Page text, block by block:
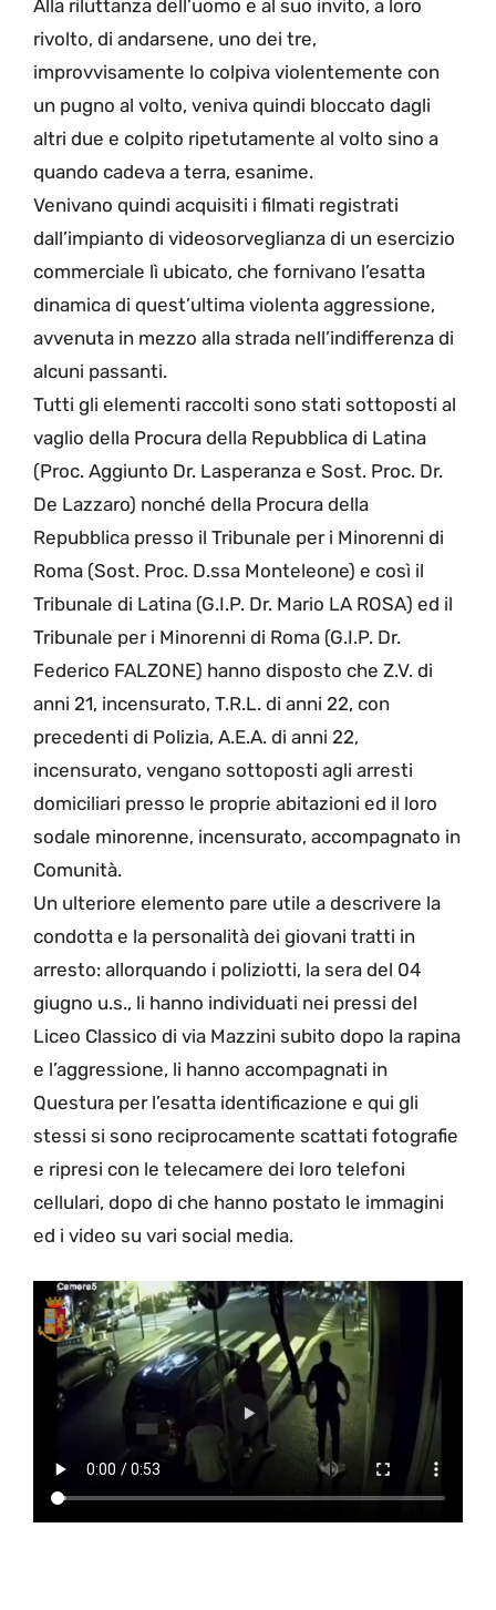
Alla riluttanza dell’uomo e al suo invito, a loro
rivolto, di andarsene, uno dei tre,
improvvisamente lo colpiva violentemente con
un pugno al volto, veniva quindi bloccato dagli
altri due e colpito ripetutamente al volto sino a
quando cadeva a terra, esanime.
Venivano quindi acquisiti i filmati registrati
dall’impianto di videosorveglianza di un esercizio
commerciale lì ubicato, che fornivano l’esatta
dinamica di quest’ultima violenta aggressione,
avvenuta in mezzo alla strada nell’indifferenza di
alcuni passanti.
Tutti gli elementi raccolti sono stati sottoposti al
vaglio della Procura della Repubblica di Latina
(Proc. Aggiunto Dr. Lasperanza e Sost. Proc. Dr.
De Lazzaro) nonché della Procura della
Repubblica presso il Tribunale per i Minorenni di
Roma (Sost. Proc. D.ssa Monteleone) e così il
Tribunale di Latina (G.I.P. Dr. Mario LA ROSA) ed il
Tribunale per i Minorenni di Roma (G.I.P. Dr.
Federico FALZONE) hanno disposto che Z.V. di
anni 21, incensurato, T.R.L. di anni 22, con
precedenti di Polizia, A.E.A. di anni 22,
incensurato, vengano sottoposti agli arresti
domiciliari presso le proprie abitazioni ed il loro
sodale minorenne, incensurato, accompagnato in
Comunità.
Un ulteriore elemento pare utile a descrivere la
condotta e la personalità dei giovani tratti in
arresto: allorquando i poliziotti, la sera del 04
giugno u.s., li hanno individuati nei pressi del
Liceo Classico di via Mazzini subito dopo la rapina
e l’aggressione, li hanno accompagnati in
Questura per l’esatta identificazione e qui gli
stessi si sono reciprocamente scattati fotografie
e ripresi con le telecamere dei loro telefoni
cellulari, dopo di che hanno postato le immagini
ed i video su vari social media.